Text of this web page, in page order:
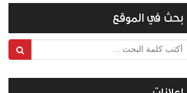
بحث في الموقع
أكتب كلمة البحث ...